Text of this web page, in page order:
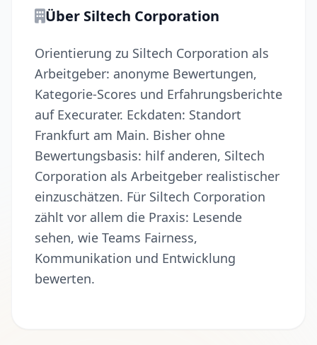
Über Siltech Corporation
Orientierung zu Siltech Corporation als
Arbeitgeber: anonyme Bewertungen,
Kategorie-Scores und Erfahrungsberichte
auf Execurater. Eckdaten: Standort
Frankfurt am Main. Bisher ohne
Bewertungsbasis: hilf anderen, Siltech
Corporation als Arbeitgeber realistischer
einzuschätzen. Für Siltech Corporation
zählt vor allem die Praxis: Lesende
sehen, wie Teams Fairness,
Kommunikation und Entwicklung
bewerten.